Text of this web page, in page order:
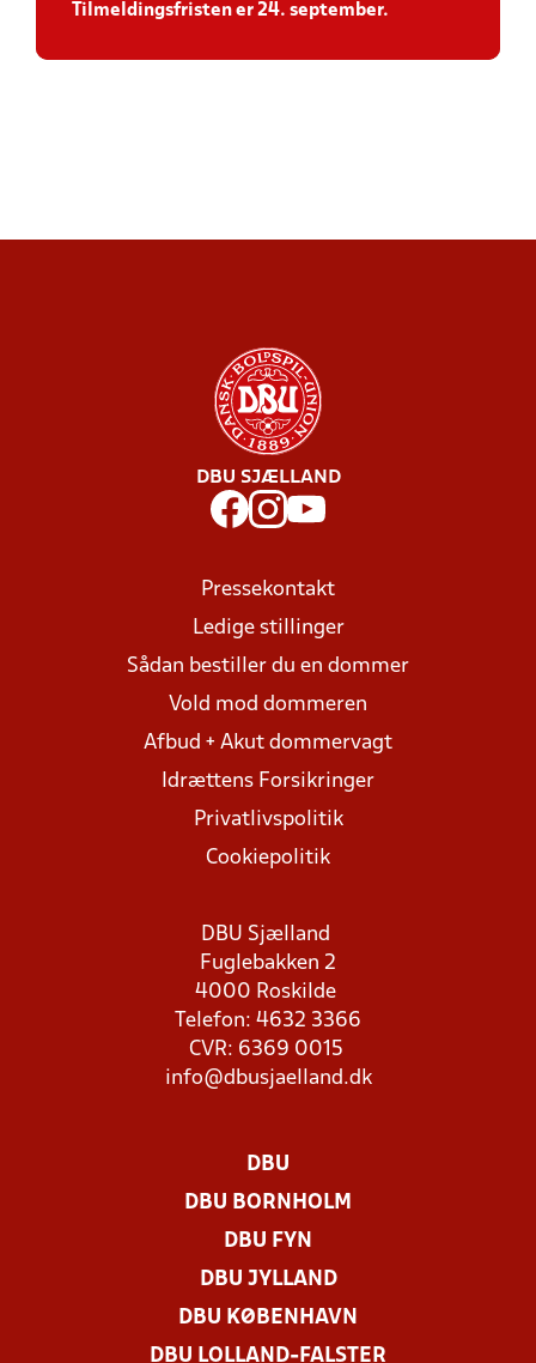
Tilmeldingsfristen er 24. september.
DBU SJÆLLAND
Pressekontakt
Ledige stillinger
Sådan bestiller du en dommer
Vold mod dommeren
Afbud + Akut dommervagt
Idrættens Forsikringer
Privatlivspolitik
Cookiepolitik
DBU Sjælland
Fuglebakken 2
4000 Roskilde
Telefon: 4632 3366
CVR: 6369 0015
info@dbusjaelland.dk
DBU
DBU BORNHOLM
DBU FYN
DBU JYLLAND
DBU KØBENHAVN
DBU LOLLAND-FALSTER